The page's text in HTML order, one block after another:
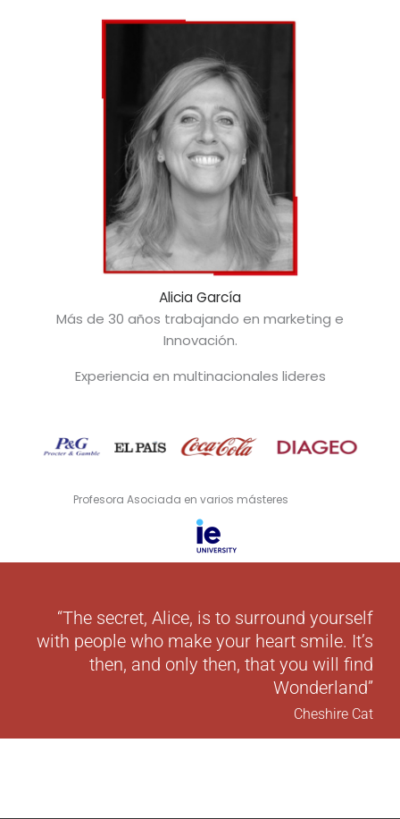
Alicia García
Más de 30 años trabajando en marketing e
Innovación.
Experiencia en multinacionales lideres
Profesora Asociada en varios másteres
“The secret, Alice, is to surround yourself
with people who make your heart smile. It’s
then, and only then, that you will find
Wonderland”
Cheshire Cat